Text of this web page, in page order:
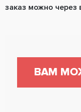
заказ можно через
ВАМ